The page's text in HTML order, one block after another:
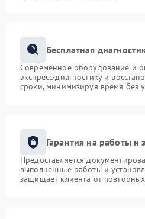
Бесплатная
Современное оборудование и
экспресс-диагностику и
сроки, минимизируя время без
Гарантия на работы и
Предоставляется
выполненные работы и
защищает клиента от